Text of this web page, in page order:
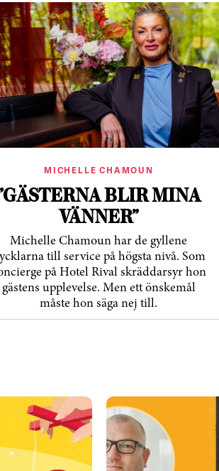
MICHELLE CHAMOUN
BLIR MINA
VÄNNER”
Michelle Chamoun har de gyllene
till service på högsta nivå. Som
på Hotel Rival skräddarsyr hon
gästens upp­levelse. Men ett önskemål
måste hon säga nej till.